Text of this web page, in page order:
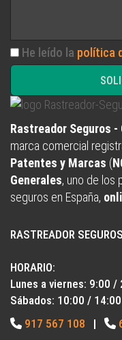
He leído la política
Rastreador Seguros
marca comercial
Patentes y Marcas (
Generales, uno de los
seguros en España,
RASTREADOR
HORARIO:
Lunes a viernes: 9:00 /
Sábados: 10:00 / 14:00
917 567 108 |